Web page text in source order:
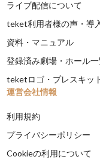
ライブ配信について
teket利用者様の声・導
資料・マニュアル
登録済み劇場・ホール
teketロゴ・プレスキッ
運営会社情報
利用規約
プライバシーポリシー
Cookieの利用について